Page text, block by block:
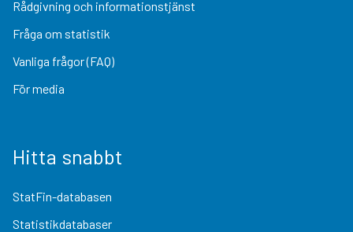
Rådgivning och informationstjänst
Fråga om statistik
Vanliga frågor (FAQ)
För media
Hitta snabbt
StatFin-databasen
Statistikdatabaser